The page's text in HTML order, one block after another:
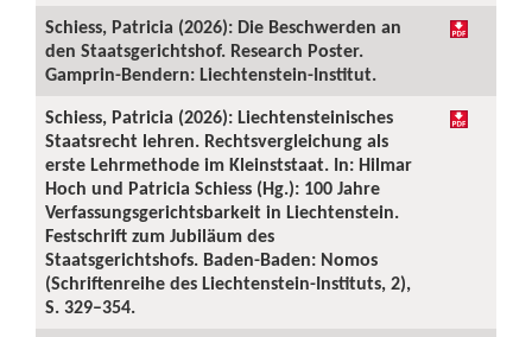
Schiess, Patricia (2026): Die Beschwerden an
den Staatsgerichtshof. Research Poster.
Gamprin-Bendern: Liechtenstein-Institut.
Schiess, Patricia (2026): Liechtensteinisches
Staatsrecht lehren. Rechtsvergleichung als
erste Lehrmethode im Kleinststaat. In: Hilmar
Hoch und Patricia Schiess (Hg.): 100 Jahre
Verfassungsgerichtsbarkeit in Liechtenstein.
Festschrift zum Jubiläum des
Staatsgerichtshofs. Baden-Baden: Nomos
(Schriftenreihe des Liechtenstein-Instituts, 2),
S. 329–354.